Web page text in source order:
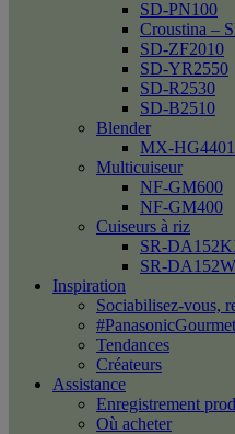
SD-PN100
Croustina –
SD-ZF2010
SD-YR2550
SD-R2530
SD-B2510
Blender
MX-HG4401
Multicuiseur
NF-GM600
NF-GM400
Cuiseurs à riz
SR-
SR-
Inspiration
Sociabilisez-vous,
Tendances
Créateurs
Assistance
Enregistrement
Où acheter